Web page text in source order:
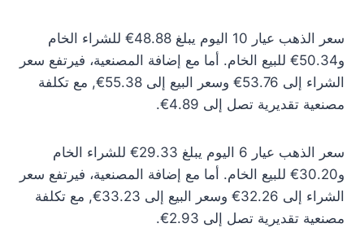
سعر الذهب عيار 10 اليوم يبلغ 48.88€ للشراء الخام
و50.34€ للبيع الخام. أما مع إضافة المصنعية، فيرتفع سعر
الشراء إلى 53.76€ وسعر البيع إلى 55.38€, مع تكلفة
مصنعية تقديرية تصل إلى 4.89€.
سعر الذهب عيار 6 اليوم يبلغ 29.33€ للشراء الخام
و30.20€ للبيع الخام. أما مع إضافة المصنعية، فيرتفع سعر
الشراء إلى 32.26€ وسعر البيع إلى 33.23€, مع تكلفة
مصنعية تقديرية تصل إلى 2.93€.